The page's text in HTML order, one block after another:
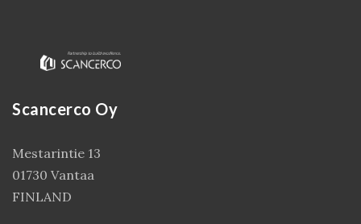
Scancerco Oy
Mestarintie 13
01730 Vantaa
FINLAND